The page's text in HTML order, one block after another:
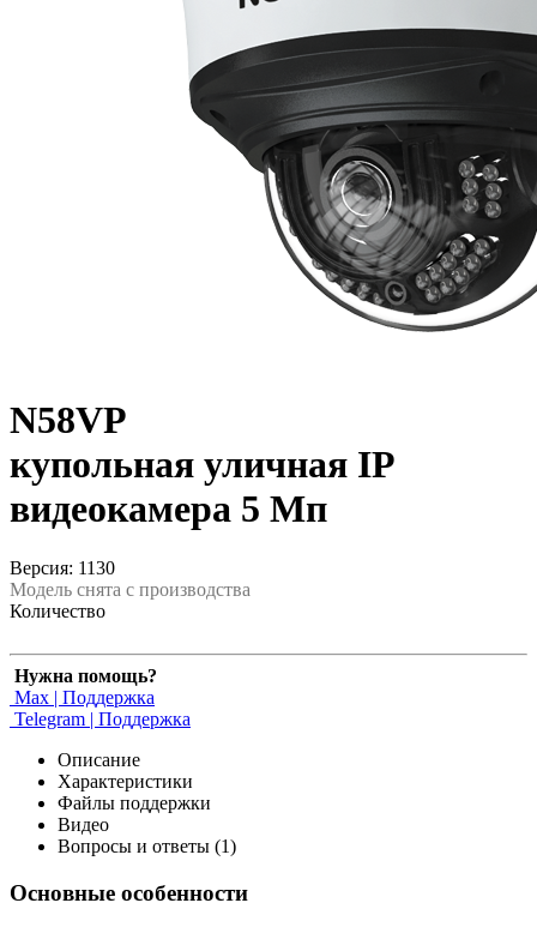
N58VP
купольная уличная IP
видеокамера 5 Мп
Версия: 1130
Модель снята с производства
Количество
Нужна помощь?
Max | Поддержка
Telegram | Поддержка
Описание
Характеристики
Файлы поддержки
Видео
Вопросы и ответы (1)
Основные особенности